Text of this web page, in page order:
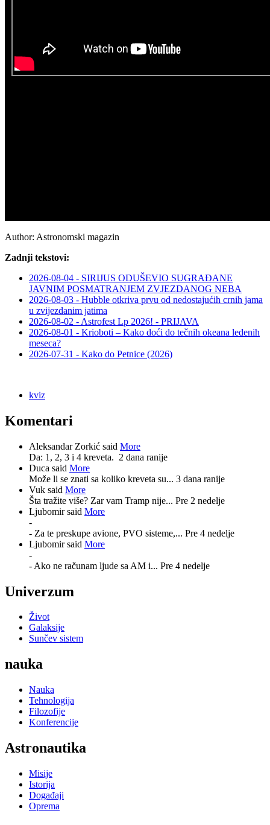
Author: Astronomski magazin
Zadnji tekstovi:
2026-08-04 - SIRIJUS ODUŠEVIO SUGRAĐANE
JAVNIM POSMATRANJEM ZVJEZDANOG NEBA
2026-08-03 - Hubble otkriva prvu od nedostajućih crnih jama
u zvijezdanim jatima
2026-08-02 - Astrofest Lp 2026! - PRIJAVA
2026-08-01 - Krioboti – Kako doći do tečnih okeana ledenih
meseca?
2026-07-31 - Kako do Petnice (2026)
kviz
Komentari
Aleksandar Zorkić said More
Da: 1, 2, 3 i 4 kreveta. 2 dana ranije
Duca said More
Može li se znati sa koliko kreveta su... 3 dana ranije
Vuk said More
Šta tražite više? Zar vam Tramp nije... Pre 2 nedelje
Ljubomir said More
-
- Za te preskupe avione, PVO sisteme,... Pre 4 nedelje
Ljubomir said More
-
- Ako ne računam ljude sa AM i... Pre 4 nedelje
Univerzum
Život
Galaksije
Sunčev sistem
nauka
Nauka
Tehnologija
Filozofije
Konferencije
Astronautika
Misije
Istorija
Događaji
Oprema